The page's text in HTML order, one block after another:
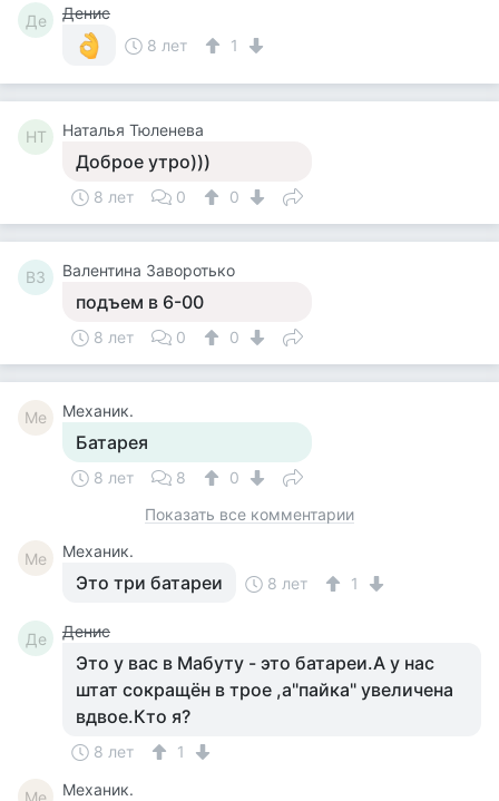
Де
Денис
8 лет
1
НТ Наталья Тюленева
Доброе утро)))
8 лет 0 0
ВЗ Валентина Заворотько
подъем в 6-00
8 лет 0 0
Ме Механик.
Батарея
8 лет 8
0
Показать все комментарии
Ме Механик.
Это три батареи 8 лет 1
Де Денис
Это у вас в Мабуту - это батареи.А у нас
штат сокращён в трое ,а"пайка" увеличена
вдвое.Кто я?
8 лет 1
Ме Механик.